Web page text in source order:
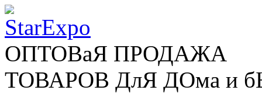
ОПТОВаЯ ПРОДАЖА
ТОВАРОВ ДлЯ ДОма и